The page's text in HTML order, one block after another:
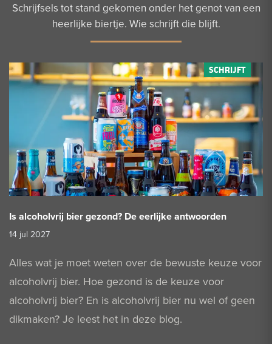
Schrijfsels tot stand gekomen onder het genot van een
heerlijke biertje. Wie schrijft die blijft.
Is alcoholvrij bier gezond? De eerlijke antwoorden
14 jul 2027
Alles wat je moet weten over de bewuste keuze voor
alcoholvrij bier. Hoe gezond is de keuze voor
alcoholvrij bier? En is alcoholvrij bier nu wel of geen
dikmaken? Je leest het in deze blog.